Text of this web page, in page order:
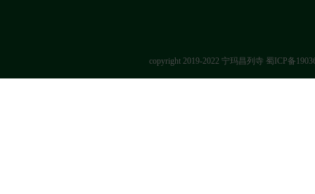
copyright 2019-2022 宁玛昌列寺 蜀ICP备